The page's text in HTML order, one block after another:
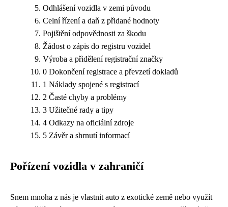
Odhlášení vozidla v zemi původu
Celní řízení a daň z přidané hodnoty
Pojištění odpovědnosti za škodu
Žádost o zápis do registru vozidel
Výroba a přidělení registrační značky
0 Dokončení registrace a převzetí dokladů
1 Náklady spojené s registrací
2 Časté chyby a problémy
3 Užitečné rady a tipy
4 Odkazy na oficiální zdroje
5 Závěr a shrnutí informací
Pořízení vozidla v zahraničí
Snem mnoha z nás je vlastnit auto z exotické země nebo využít